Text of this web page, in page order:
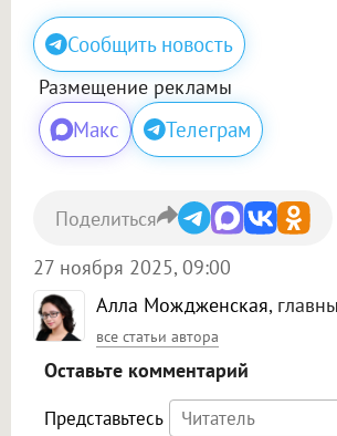
Сообщить новость
Размещение рекламы
Макс Телеграм
Алла Мождженская,
все статьи автора
27 ноября 2025, 09:00
Поделиться
Оставьте комментарий
Представьтесь